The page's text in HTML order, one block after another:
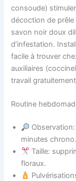
consoude)
décoction de prêle
savon noir doux
d’infestation.
facile à trouver
auxiliaires
travail
Routine
minutes chrono.
Taille:
floraux.